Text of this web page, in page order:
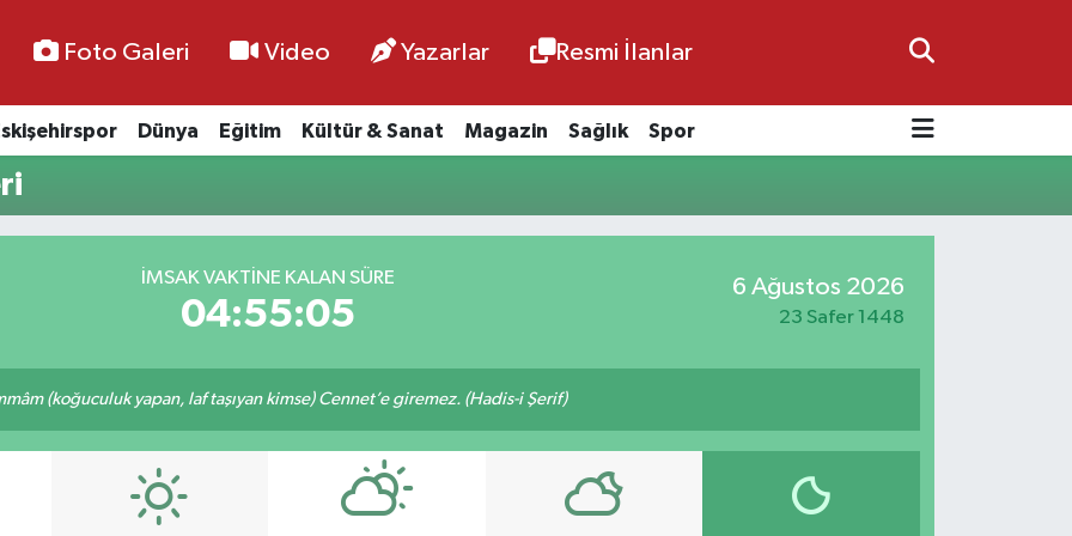
Foto Galeri Video Yazarlar Resmi İlanlar
Dünya Eğitim Kültür & Sanat Magazin Sağlık Spor
İMSAK VAKTİNE KALAN SÜRE
04:55:04
6 Ağustos 2026
23 Safer 1448
(koğuculuk yapan, laf taşıyan kimse) Cennet’e giremez. (Hadis-i Şerif)